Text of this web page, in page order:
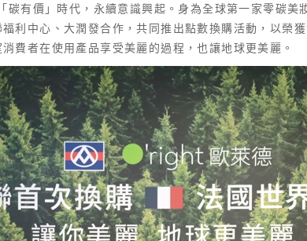
碳有價」時代，永續意識興起。身為全球第一家零碳美
利中心、大潤發合作，共同推出點數換購活動，以榮
費者在使用產品享受美麗的過程，也讓地球更美麗。